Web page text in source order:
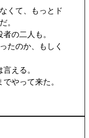
くて、もっとド
。
の二人も。
たのか、もしく
える。
やって来た。